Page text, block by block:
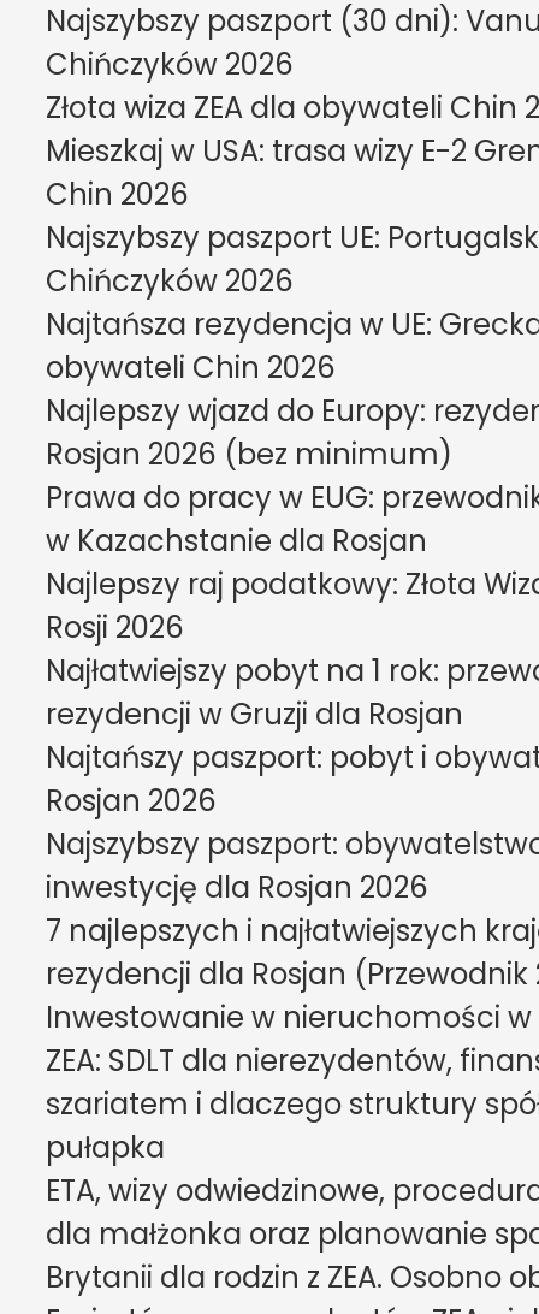
Najszybszy paszport (30 dni):
Chińczyków 2026
Złota wiza ZEA dla obywateli Chin
Mieszkaj w USA: trasa wizy E-2
Chin 2026
Najszybszy paszport UE:
Chińczyków 2026
Najtańsza rezydencja w UE:
obywateli Chin 2026
Najlepszy wjazd do Europy:
Rosjan 2026 (bez minimum)
Prawa do pracy w EUG:
w Kazachstanie dla Rosjan
Najlepszy raj podatkowy: Złota
Rosji 2026
Najłatwiejszy pobyt na 1 rok:
rezydencji w Gruzji dla Rosjan
Najtańszy paszport: pobyt i
Rosjan 2026
Najszybszy paszport:
inwestycję dla Rosjan 2026
7 najlepszych i najłatwiejszych
rezydencji dla Rosjan (Przewodnik
Inwestowanie w nieruchomości w
ZEA: SDLT dla nierezydentów,
szariatem i dlaczego struktury
pułapka
ETA, wizy odwiedzinowe,
dla małżonka oraz planowanie
Brytanii dla rodzin z ZEA. Osobno